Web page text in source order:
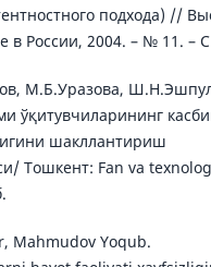
подхода) //
в России, 2004. – № 11. –
М.Б.Уразова,
ўқитувчиларининг
шакллантириш
Тошкент: Fаn vа
Mаhmudоv Yоqub.